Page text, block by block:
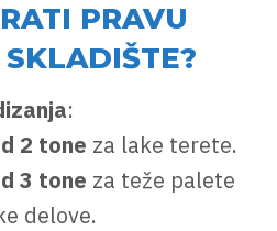
PRAVU
:
2 tone za lake terete.
3 tone za teže palete
delove.